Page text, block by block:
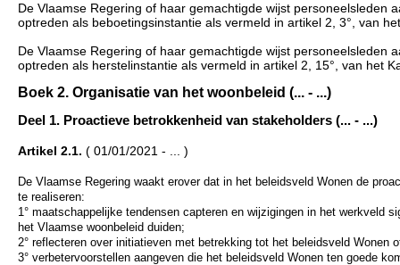
De Vlaamse Regering of haar gemachtigde wijst personeelsleden
optreden als beboetingsinstantie als vermeld in artikel 2, 3°, van
De Vlaamse Regering of haar gemachtigde wijst personeelsleden
optreden als herstelinstantie als vermeld in artikel 2, 15°, van het
Boek 2. Organisatie van het woonbeleid (... - ...)
Deel 1. Proactieve betrokkenheid van stakeholders (... - ...)
Artikel 2.1. ( 01/01/2021 - ... )
De Vlaamse Regering waakt erover dat in het beleidsveld Wonen de
te realiseren:
1° maatschappelijke tendensen capteren en wijzigingen in het werkveld
het Vlaamse woonbeleid duiden;
2° reflecteren over initiatieven met betrekking tot het beleidsveld Wonen
3° verbetervoorstellen aangeven die het beleidsveld Wonen ten goede